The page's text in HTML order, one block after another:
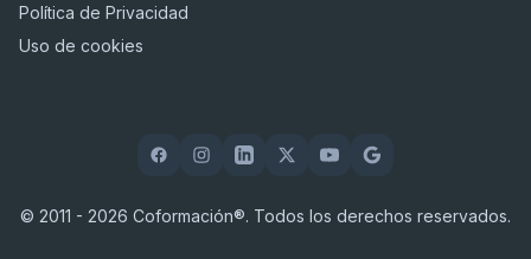
Política de Privacidad
Uso de cookies
© 2011 - 2026 Coformación®. Todos los derechos reservados.